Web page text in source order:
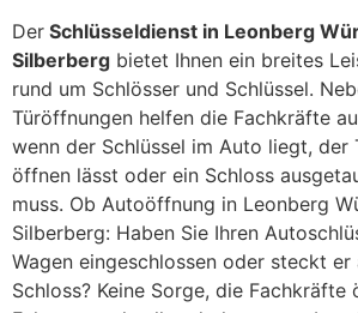
Der Schlüsseldienst in Leonberg
Silberberg bietet Ihnen ein breites
rund um Schlösser und Schlüssel.
Türöffnungen helfen die Fachkräfte
wenn der Schlüssel im Auto liegt, der
öffnen lässt oder ein Schloss
muss. Ob Autoöffnung in Leonberg
Silberberg: Haben Sie Ihren
Wagen eingeschlossen oder steckt
Schloss? Keine Sorge, die Fachkräfte